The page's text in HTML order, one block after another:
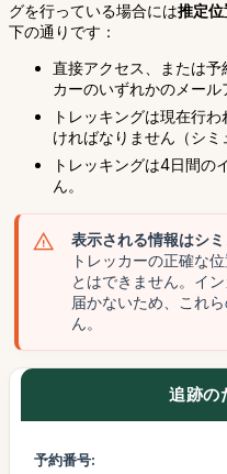
グを行っている場合には推定位
下の通りです：
直接アクセス、または
カーのいずれかのメール
トレッキングは現在行
ければなりません（シミ
トレッキングは4日間の
ん。
表示される情報はシ
トレッカーの正確な
とはできません。イ
届かないため、これ
ん。
追跡の
予約番号: